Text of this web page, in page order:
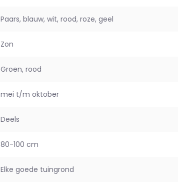
Paars, blauw, wit, rood, roze, geel
Zon
Groen, rood
mei t/m oktober
Deels
80-100 cm
Elke goede tuingrond